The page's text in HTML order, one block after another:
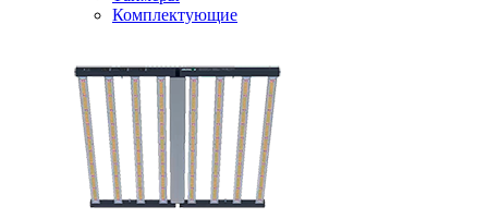
Комплектующие